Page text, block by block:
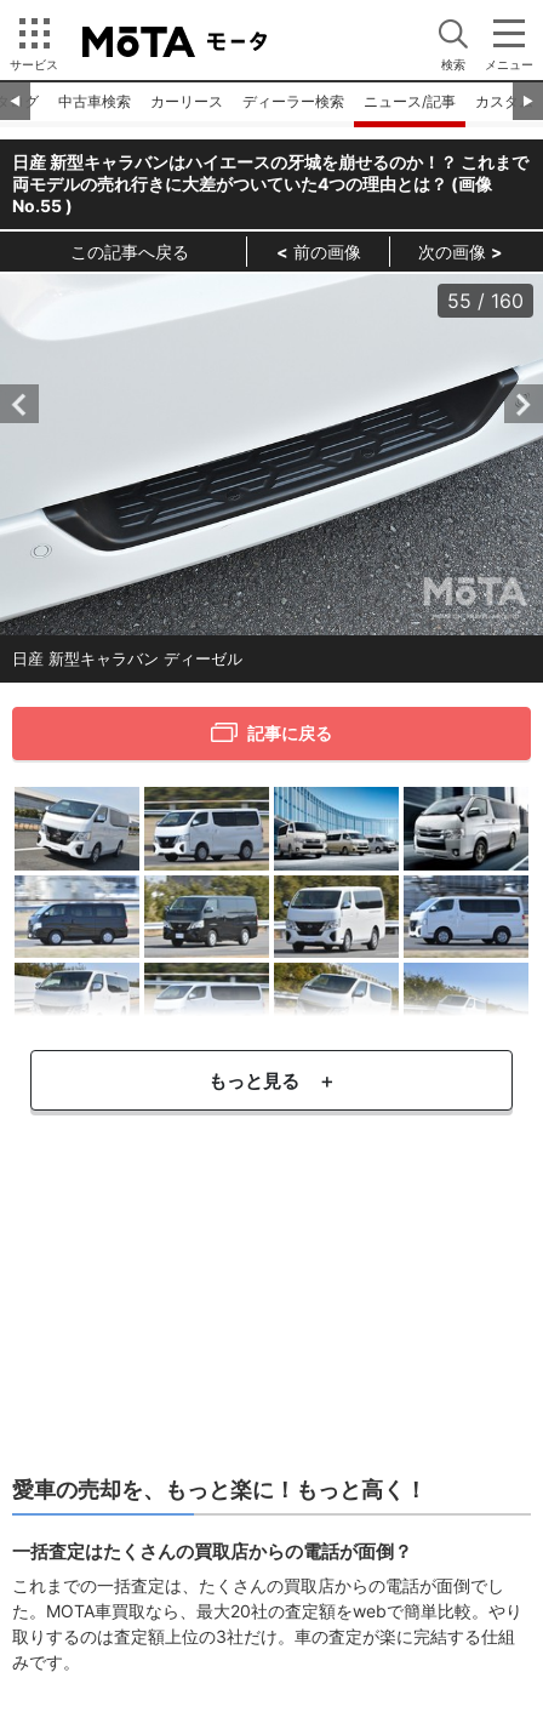
サービス 検索 メニュー
◀︎ ▶︎
ログ 中古車検索 カーリース ディーラー検索 ニュース/記事 カスタム
日産 新型キャラバンはハイエースの牙城を崩せるのか！？ これまで
両モデルの売れ行きに大差がついていた4つの理由とは？ (画像
No.55)
この記事へ戻る 前の画像 次の画像
日産 新型キャラバン ディーゼル
55 / 160
記事に戻る
もっと見る ＋
愛車の売却を、もっと楽に！もっと高く！
一括査定はたくさんの買取店からの電話が面倒？
これまでの一括査定は、たくさんの買取店からの電話が面倒でし
た。MOTA車買取なら、最大20社の査定額をwebで簡単比較。やり
取りするのは査定額上位の3社だけ。車の査定が楽に完結する仕組
みです。